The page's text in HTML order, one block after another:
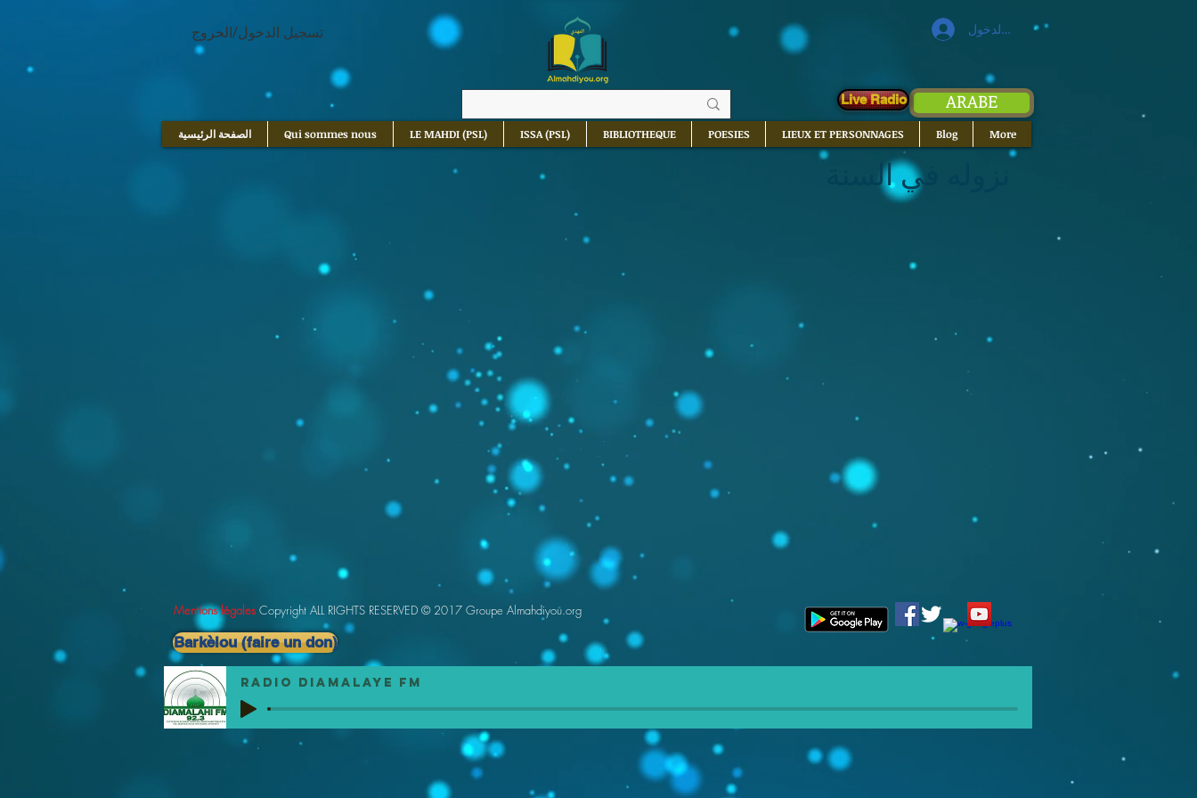
تسجيل الدخول/الخروج تسجيل الدخول
ARABE
Live Radio
الصفحة الرئيسية Qui sommes nous LE MAHDI (PSL) ISSA (PSL) BIBLIOTHEQUE POESIES LIEUX ET PERSONNAGES Blog More
نزوله في السنة
Mentions légales Copyright ALL RIGHTS RESERVED ©2017 Groupe Almahdiyou.org
Barkèlou (faire un don)
Radio DIAMALAYE FM